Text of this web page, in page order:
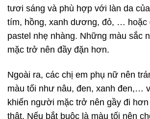
tươi sáng và phù hợp với làn da
tím, hồng, xanh dương, đỏ, … hoặc
pastel nhẹ nhàng. Những màu sắc
mặc trở nên đầy đặn hơn.
Ngoài ra, các chị em phụ nữ nên
màu tối như nâu, đen, xanh đen,…
khiến người mặc trở nên gầy đi
thật. Nếu bắt buộc là màu tối nên